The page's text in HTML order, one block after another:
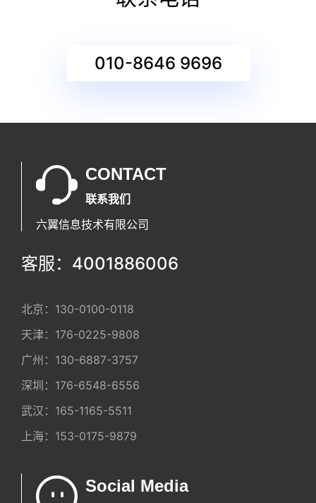
010-8646 9696
CONTACT
联系我们
六翼信息技术有限公司
客服：4001886006
北京： 130-0100-0118
天津： 176-0225-9808
广州： 130-6887-3757
深圳： 176-6548-6556
武汉： 165-1165-5511
上海： 153-0175-9879
Social Media